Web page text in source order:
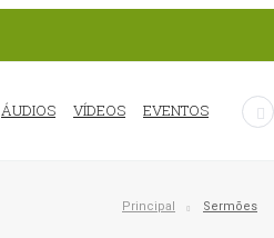
ÁUDIOS VÍDEOS EVENTOS
Principal Sermões